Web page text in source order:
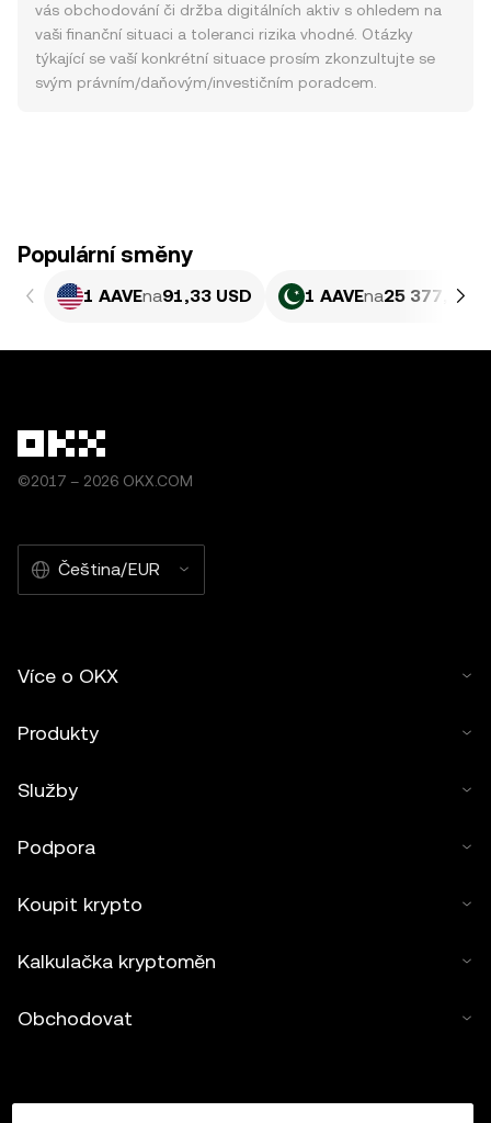
vás obchodování či držba digitálních aktiv s ohledem na
vaši finanční situaci a toleranci rizika vhodné. Otázky
týkající se vaší konkrétní situace prosím zkonzultujte se
svým právním/daňovým/investičním poradcem.
Populární směny
1 AAVEna91,33 USD 1 AAVEna25 377,83
©2017 – 2026 OKX.COM
Čeština/EUR
Více o OKX
Produkty
Služby
Podpora
Koupit krypto
Kalkulačka kryptoměn
Obchodovat